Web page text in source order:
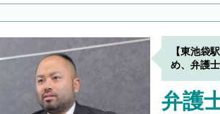
【東池袋
め、弁護
弁護